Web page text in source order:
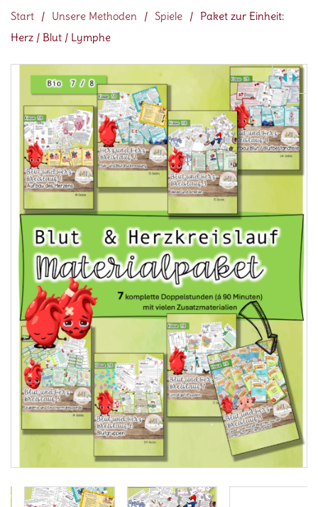
Start / Unsere Methoden / Spiele / Paket zur Einheit:
Herz / Blut / Lymphe